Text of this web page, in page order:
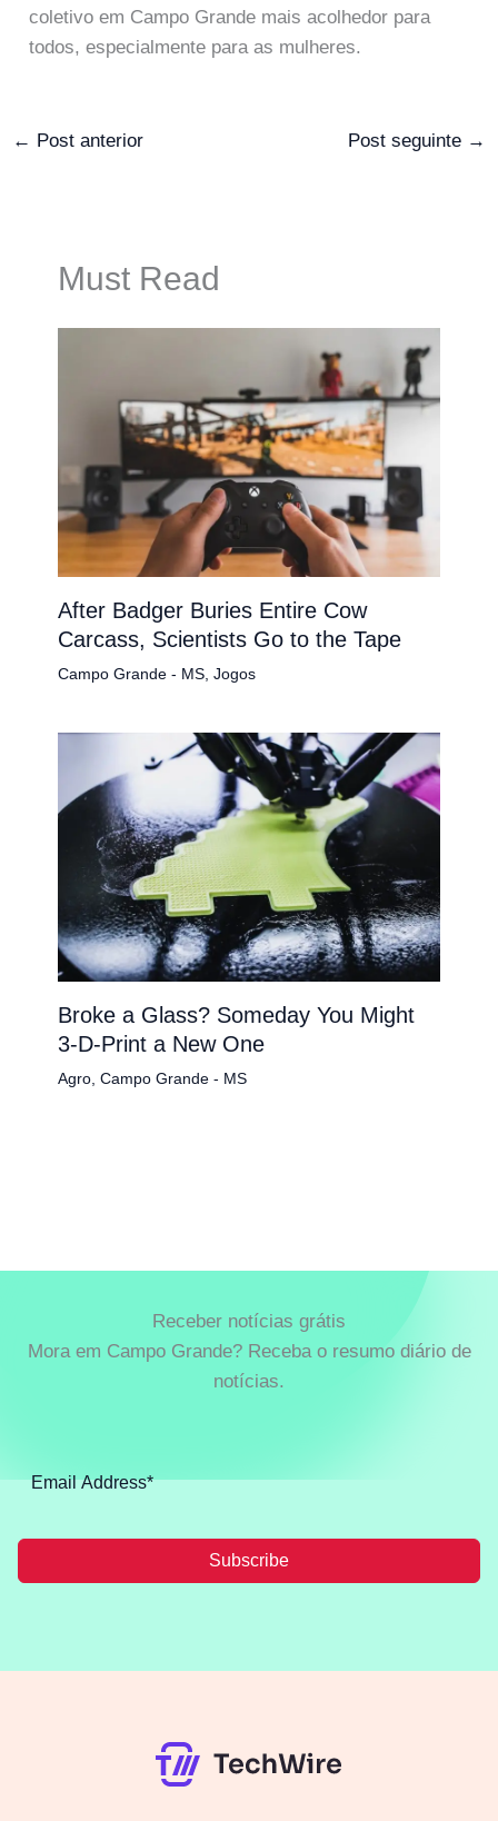
coletivo em Campo Grande mais acolhedor para
todos, especialmente para as mulheres.
← Post anterior Post seguinte →
Must Read
After Badger Buries Entire Cow
Carcass, Scientists Go to the Tape
Campo Grande - MS, Jogos
Broke a Glass? Someday You Might
3-D-Print a New One
Agro, Campo Grande - MS
Receber notícias grátis
Mora em Campo Grande? Receba o resumo diário de
notícias.
Subscribe